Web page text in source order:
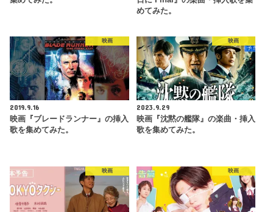
めてみた。
映画
2019.9.16
映画『ブレードランナー』の挿入
歌を集めてみた。
映画
2023.9.29
映画『沈黙の艦隊』の楽曲・挿入
歌を集めてみた。
映画 映画